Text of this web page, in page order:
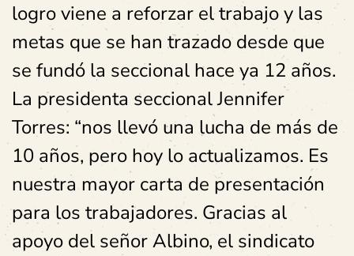
logro viene a reforzar el trabajo y las
metas que se han trazado desde que
se fundó la seccional hace ya 12 años.
La presidenta seccional Jennifer
Torres: “nos llevó una lucha de más de
10 años, pero hoy lo actualizamos. Es
nuestra mayor carta de presentación
para los trabajadores. Gracias al
apoyo del señor Albino, el sindicato